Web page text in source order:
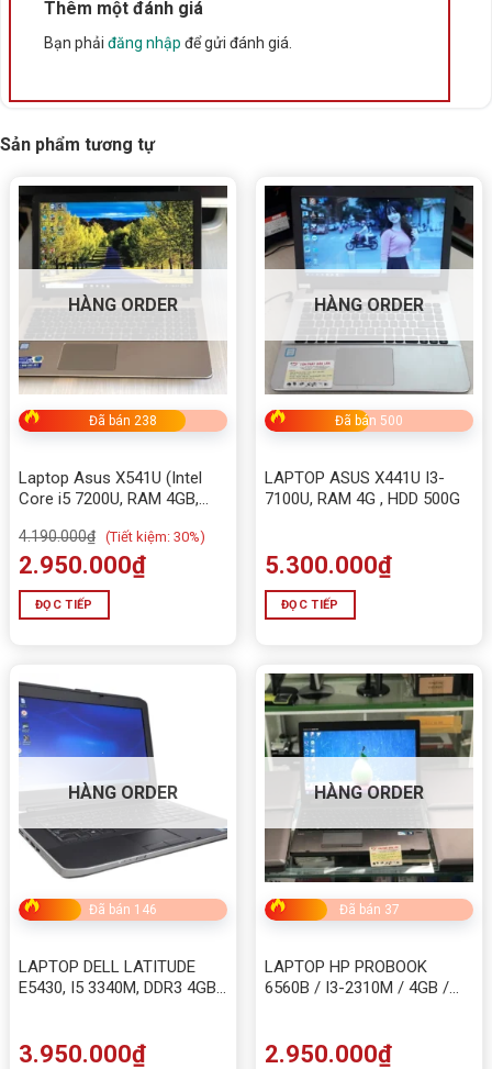
Xuất xứ Trung Quốc
Thêm một đánh giá
Bạn phải đăng nhập để gửi đánh giá.
Sản phẩm tương tự
HÀNG ORDER
Đã bán 238
Laptop Asus X541U (Intel
Core i5 7200U, RAM 4GB,
inch HD)
4.190.000₫ (Tiết kiệm: 30%)
2.950.000₫
ĐỌC TIẾP
HÀNG ORDER
Đã bán 500
LAPTOP ASUS X441U I3-
7100U, RAM 4G , HDD 500G
5.300.000₫
ĐỌC TIẾP
HÀNG ORDER
Đã bán 146
LAPTOP DELL LATITUDE
E5430, I5 3340M, DDR3 4GB,
3.950.000₫
HÀNG ORDER
Đã bán 37
LAPTOP HP PROBOOK
6560B / I3-2310M / 4GB /
2.950.000₫